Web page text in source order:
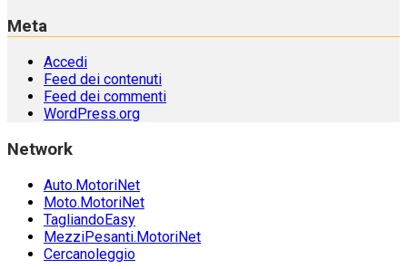
Meta
Accedi
Feed dei contenuti
Feed dei commenti
WordPress.org
Network
Auto.MotoriNet
Moto.MotoriNet
TagliandoEasy
MezziPesanti.MotoriNet
Cercanoleggio